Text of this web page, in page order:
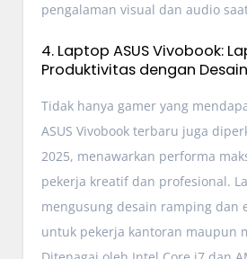
pengalaman visual dan audio
4. Laptop ASUS Vivobook:
Produktivitas dengan
Tidak hanya gamer yang
ASUS Vivobook terbaru juga
2025, menawarkan performa
pekerja kreatif dan profesional.
mengusung desain ramping dan
untuk pekerja kantoran maupun